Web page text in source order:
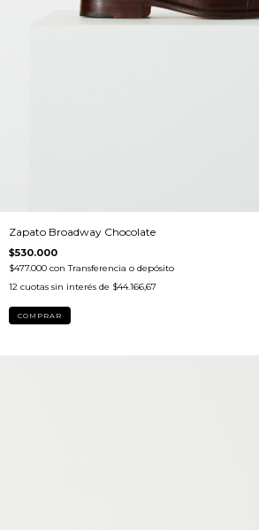
Zapato Broadway Chocolate
$530.000
$477.000 con Transferencia o depósito
12 cuotas sin interés de $44.166,67
COMPRAR